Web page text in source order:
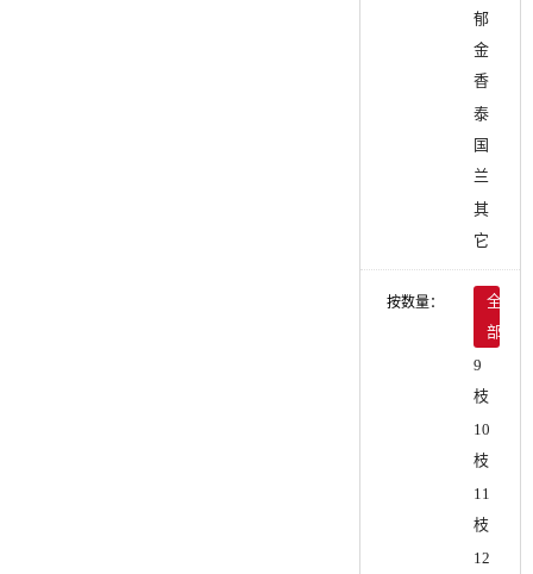
郁
金
香
泰
国
兰
其
它
按数量：
全
部
9
枝
10
枝
11
枝
12